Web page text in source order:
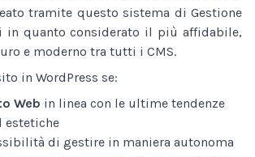
tramite questo sistema di Gestione
in quanto considerato il più affidabile,
e moderno tra tutti i CMS.
in WordPress se:
Web in linea con le ultime tendenze
estetiche
di gestire in maniera autonoma